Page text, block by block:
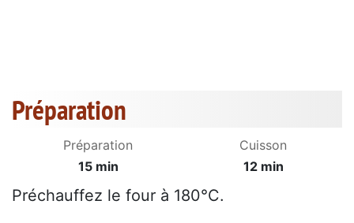
Préparation
Préparation
15 min
Cuisson
12 min
Préchauffez le four à 180°C.